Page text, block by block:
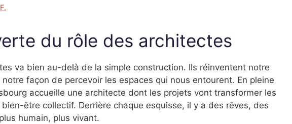
du rôle des architectes
va bien au-delà de la simple construction. Ils réinventent notre
façon de percevoir les espaces qui nous entourent. En pleine
accueille une architecte dont les projets vont transformer les
être collectif. Derrière chaque esquisse, il y a des rêves, des
humain, plus vivant.